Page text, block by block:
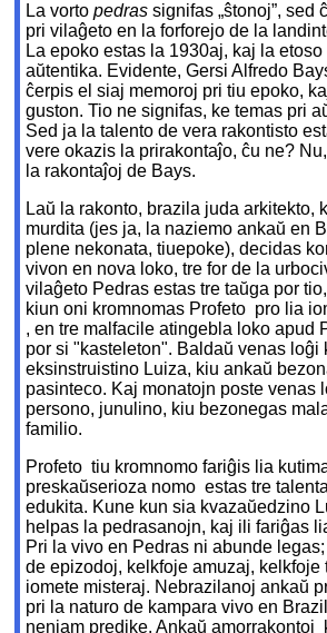
La vortopedras signifas „ŝtonoj”, sed
pri vilaĝeto en la forforejo de la
La epoko estas la 1930aj, kaj la etoso
aŭtentika. Evidente, Gersi Alfredo
ĉerpis el siaj memoroj pri tiu epoko,
guston. Tio ne signifas, ke temas pri
Sed ja la talento de vera rakontisto
vere okazis la prirakontaĵo, ĉu ne?
la rakontaĵoj de Bays.
Laŭ la rakonto, brazila juda arkitekto,
murdita (jes ja, la naziemo ankaŭ en
plene nekonata, tiuepoke), decidas
vivon en nova loko, tre for de la
vilaĝeto Pedras estas tre taŭga por
kiun oni kromnomas Profeto ­ pro lia
­, en tre malfacile atingebla loko apud
por si "kasteleton". Baldaŭ venas loĝi
eksinstruistino Luiza, kiu ankaŭ
pasinteco. Kaj monatojn poste venas
persono, junulino, kiu bezonegas
familio.
Profeto ­ tiu kromnomo fariĝis lia
preskaŭserioza nomo ­ estas tre
edukita. Kune kun sia kvazaŭedzino
helpas la pedrasanojn, kaj ili fariĝas
Pri la vivo en Pedras ni abunde
de epizodoj, kelkfoje amuzaj, kelkfoje
iomete misteraj. Nebrazilanoj ankaŭ
pri la naturo de kampara vivo en
neniam predike. Ankaŭ amorrakontoj